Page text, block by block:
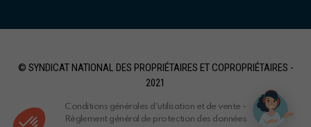
© SYNDICAT NATIONAL DES PROPRIÉTAIRES ET COPROPRIÉTAIRES -
2021
Conditions générales d'utilisation et de vente -
Règlement général de protection des données